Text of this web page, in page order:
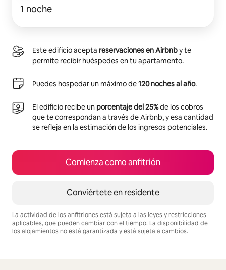
1 noche
Este edificio acepta reservaciones en Airbnby te
permite recibir huéspedes en tu apartamento.
Puedes hospedar un máximo de120 noches al año.
El edificio recibe un porcentaje del 25%de los cobros
que te correspondan a través de Airbnb, y esa cantidad
se refleja en la estimación de los ingresos potenciales.
Comienza como anfitrión
Conviértete en residente
La actividad de los anfitriones está sujeta a las leyes y restricciones
aplicables, que pueden cambiar con el tiempo. La disponibilidad de
los alojamientos no está garantizada y está sujeta a cambios.